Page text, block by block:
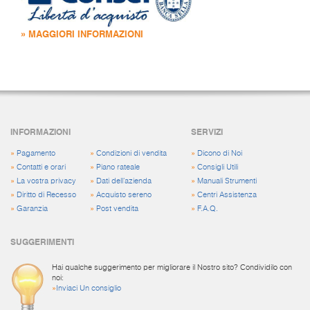
» MAGGIORI INFORMAZIONI
INFORMAZIONI
» Pagamento
» Contatti e orari
»
La vostra privacy
» Diritto di Recesso
» Garanzia
» Condizioni di vendita
» Piano rateale
» Dati dell'azienda
» Acquisto sereno
» Post vendita
SERVIZI
» Dicono di Noi
»Consigli Utili
» Manuali Strumenti
»Centri Assistenza
» F.A.Q.
SUGGERIMENTI
Hai qualche suggerimento per migliorare il Nostro sito? Condividilo con
noi:
» Inviaci Un consiglio